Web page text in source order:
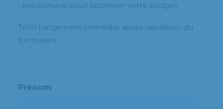
• nos conseils pour optimiser votre budget
Téléchargement immédiat après validation du
formulaire.
Prénom